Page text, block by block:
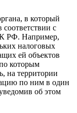
в который
соответствии с
РФ. Например,
налоговых
ей объектов
которым
на территории
по ним в один
об этом